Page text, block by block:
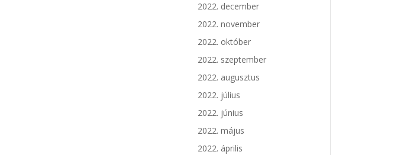
2022. december
2022. november
2022. október
2022. szeptember
2022. augusztus
2022. július
2022. június
2022. május
2022. április